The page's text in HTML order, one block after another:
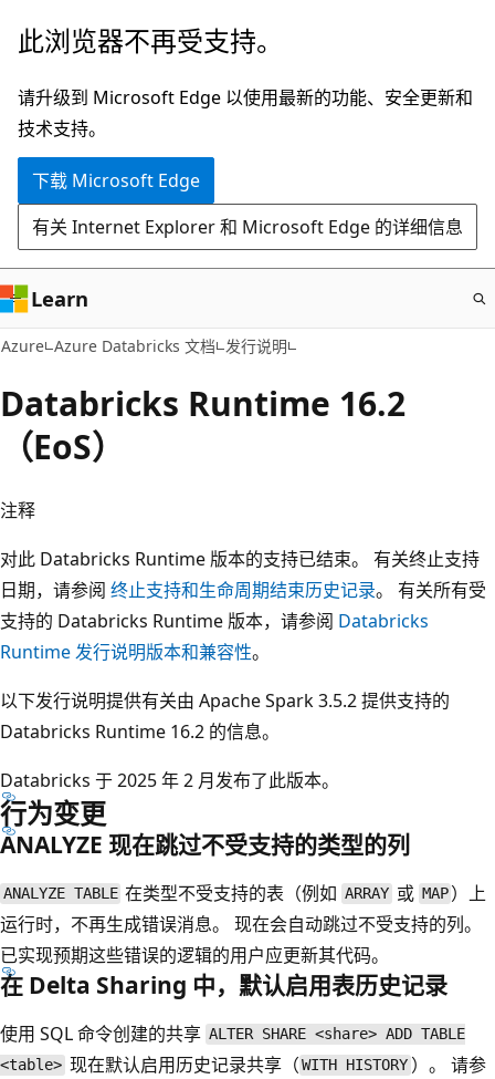
跳
主
要
内
此浏览器不再受支持。
请升级到 Microsoft Edge 以使用最新的功能、安全更新和
技术支持。
下载 Microsoft Edge
有关 Internet Explorer 和 Microsoft Edge 的详细信息
Learn
Azure Azure Databricks 文档 发行说明
Databricks Runtime 16.2
（EoS）
注释
对此 Databricks Runtime 版本的支持已结束。 有关终止支持
日期，请参阅 终止支持和生命周期结束历史记录。 有关所有受
支持的 Databricks Runtime 版本，请参阅 Databricks
Runtime 发行说明版本和兼容性。
以下发行说明提供有关由 Apache Spark 3.5.2 提供支持的
Databricks Runtime 16.2 的信息。
Databricks 于 2025 年 2 月发布了此版本。
行为变更
ANALYZE 现在跳过不受支持的类型的列
ANALYZE TABLE 在类型不受支持的表（例如ARRAY或 MAP ）上
运行时，不再生成错误消息。 现在会自动跳过不受支持的列。
已实现预期这些错误的逻辑的用户应更新其代码。
在 Delta Sharing 中，默认启用表历史记录
使用 SQL 命令创建的共享 ALTER SHARE <share> ADD TABLE
<table> 现在默认启用历史记录共享（ WITH HISTORY ）。 请参